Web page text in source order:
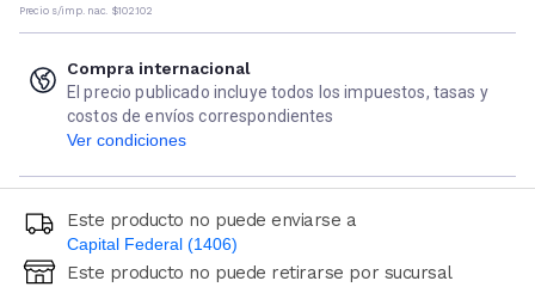
Precio s/imp. nac. $102.102
Compra internacional
El precio publicado incluye todos los impuestos, tasas y
costos de envíos correspondientes
Ver condiciones
Este producto no puede enviarse a
Capital Federal (1406)
Ingresá código postal (sólo números)
Este producto no puede retirarse por sucursal